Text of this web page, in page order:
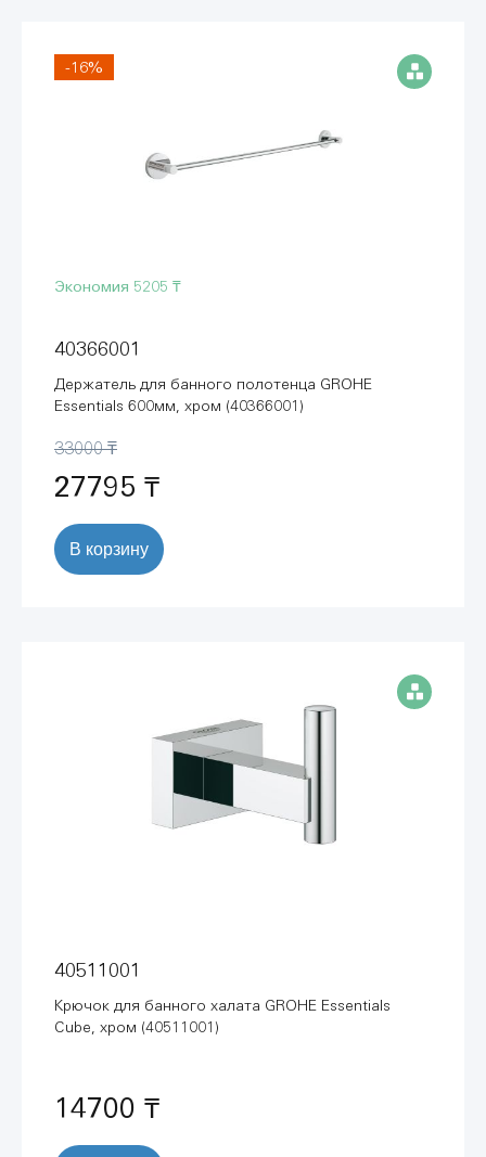
-16%
Экономия 5205 ₸
40366001
Держатель для банного полотенца GROHE
Essentials 600мм, хром (40366001)
33000 ₸
27795 ₸
В корзину
40511001
Крючок для банного халата GROHE Essentials
Cube, хром (40511001)
14700 ₸